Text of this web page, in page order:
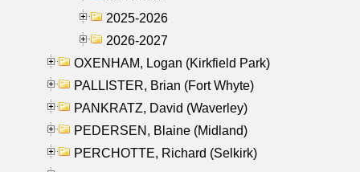
2025-2026
2026-2027
OXENHAM, Logan (Kirkfield Park)
PALLISTER, Brian (Fort Whyte)
PANKRATZ, David (Waverley)
PEDERSEN, Blaine (Midland)
PERCHOTTE, Richard (Selkirk)